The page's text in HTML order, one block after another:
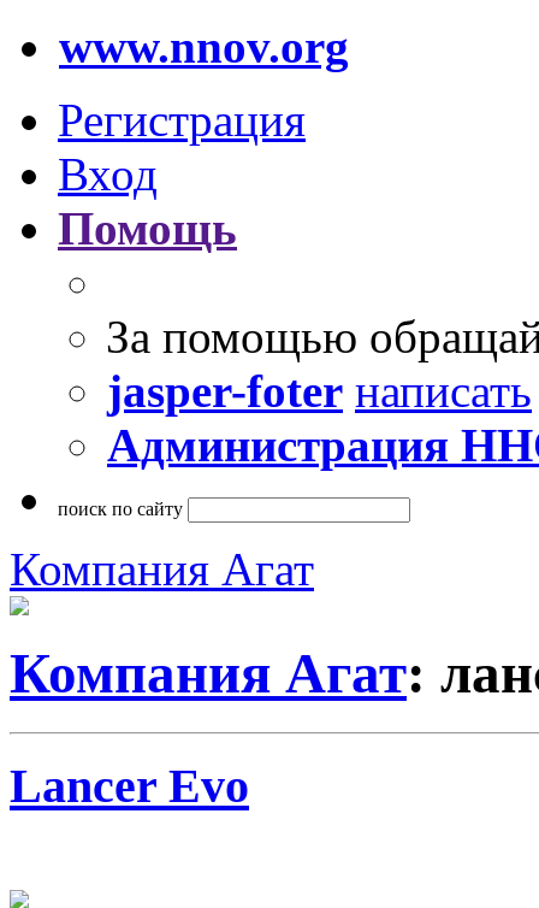
www.nnov.org
Регистрация
Вход
Помощь
За помощью
jasper-foter написать
Администрация
поиск по сайту
Компания Агат
Компания Агат:
Lancer Evo